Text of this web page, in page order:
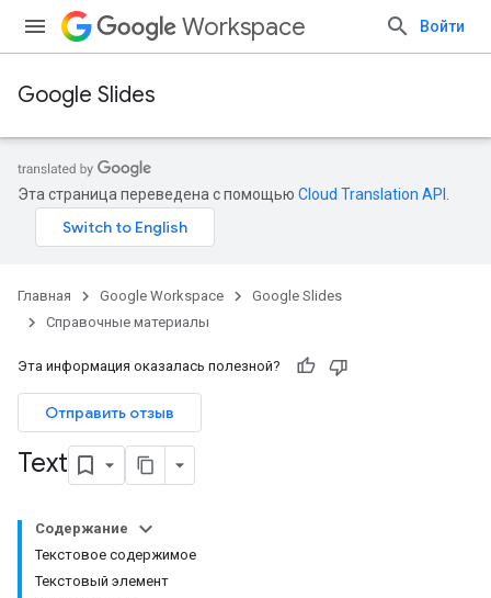
Workspace Войти
Google Slides
Эта страница переведена с помощью Cloud Translation API
Главная Google Workspace
Google Slides
Справочные материалы
Эта информация оказалась полезной?
Отправить отзыв
Text
Содержание
Текстовое содержимое
Текстовый элемент